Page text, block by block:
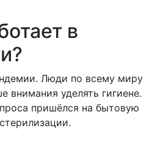
в
Люди по всему миру
внимания уделять гигиене.
пришёлся на бытовую